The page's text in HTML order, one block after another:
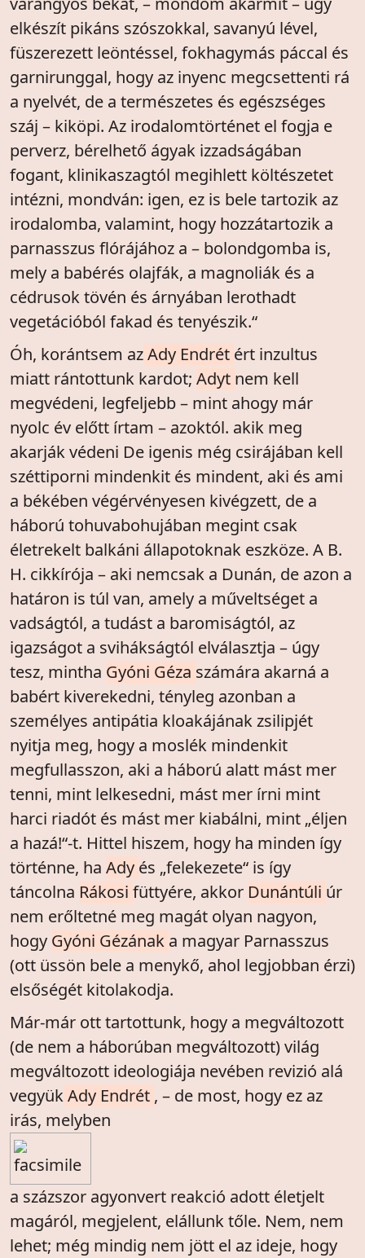
elkészít pikáns szószokkal, savanyú lével,
füszerezett leöntéssel, fokhagymás páccal és
garnirunggal, hogy az inyenc megcsettenti rá
a nyelvét, de a természetes és egészséges
száj – kiköpi. Az irodalomtörténet el fogja e
perverz, bérelhető ágyak izzadságában
fogant, klinikaszagtól megihlett költészetet
intézni, mondván: igen, ez is bele tartozik az
irodalomba, valamint, hogy hozzátartozik a
parnasszus flórájához a – bolondgomba is,
mely a babérés olajfák, a magnoliák és a
cédrusok tövén és árnyában lerothadt
vegetációból fakad és tenyészik.“
Óh, korántsem azAdy Endrét ért inzultus
miatt rántottunk kardot; Adyt nem kell
megvédeni, legfeljebb – mint ahogy már
nyolc év előtt írtam – azoktól. akik meg
akarják védeni De igenis még csirájában kell
széttiporni mindenkit és mindent, aki és ami
a békében végérvényesen kivégzett, de a
háború tohuvabohujában megint csak
életrekelt balkáni állapotoknak eszköze. A B.
H. cikkírója – aki nemcsak a Dunán, de azon a
határon is túl van, amely a műveltséget a
vadságtól, a tudást a baromiságtól, az
igazságot a svihákságtól elválasztja – úgy
tesz, mintha Gyóni Géza számára akarná a
babért kiverekedni, tényleg azonban a
személyes antipátia kloakájának zsilipjét
nyitja meg, hogy a moslék mindenkit
megfullasszon, aki a háború alatt mást mer
tenni, mint lelkesedni, mást mer írni mint
harci riadót és mást mer kiabálni, mint „éljen
a hazá!“-t. Hittel hiszem, hogy ha minden így
történne, ha Ady és „felekezete“ is így
táncolna Rákosi füttyére, akkor Dunántúli úr
nem erőltetné meg magát olyan nagyon,
hogy Gyóni Gézának a magyar Parnasszus
(ott üssön bele a menykő, ahol legjobban érzi)
elsőségét kitolakodja.
Már-már ott tartottunk, hogy a megváltozott
(de nem a háborúban megváltozott) világ
megváltozott ideologiája nevében revizió alá
vegyükAdy Endrét , – de most, hogy ez az
irás, melyben
a százszor agyonvert reakció adott életjelt
magáról, megjelent, elállunk tőle. Nem, nem
lehet; még mindig nem jött el az ideje, hogy